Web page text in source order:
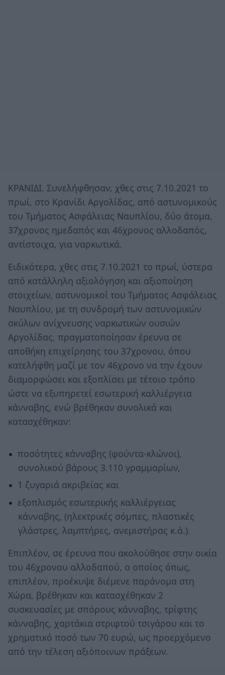
ΚΡΑΝΙΔΙ. Συνελήφθησαν, χθες στις 7.10.2021 το
πρωί, στο Κρανίδι Αργολίδας, από αστυνομικούς
του Τμήματος Ασφάλειας Ναυπλίου, δύο άτομα,
37χρονος ημεδαπός και 46χρονος αλλοδαπός,
αντίστοιχα, για ναρκωτικά.
Ειδικότερα, χθες στις 7.10.2021 το πρωί, ύστερα
από κατάλληλη αξιολόγηση και αξιοποίηση
στοιχείων, αστυνομικοί του Τμήματος Ασφάλειας
Ναυπλίου, με τη συνδρομή των αστυνομικών
σκύλων ανίχνευσης ναρκωτικών ουσιών
Αργολίδας, πραγματοποίησαν έρευνα σε
αποθήκη επιχείρησης του 37χρονου, όπου
κατελήφθη μαζί με τον 46χρονο να την έχουν
διαμορφώσει και εξοπλίσει με τέτοιο τρόπο
ώστε να εξυπηρετεί εσωτερική καλλιέργεια
κάνναβης, ενώ βρέθηκαν συνολικά και
κατασχέθηκαν:
ποσότητες κάνναβης (φούντα-κλώνοι),
συνολικού βάρους 3.110 γραμμαρίων,
1 ζυγαριά ακριβείας και
εξοπλισμός εσωτερικής καλλιέργειας
κάνναβης, (ηλεκτρικές σόμπες, πλαστικές
γλάστρες, λαμπτήρες, ανεμιστήρας κ.ά.).
Επιπλέον, σε έρευνα που ακολούθησε στην οικία
του 46χρονου αλλοδαπού, ο οποίος όπως,
επιπλέον, προέκυψε διέμενε παράνομα στη
Χώρα, βρέθηκαν και κατασχέθηκαν 2
συσκευασίες με σπόρους κάνναβης, τρίφτης
κάνναβης, χαρτάκια στριφτού τσιγάρου και το
χρηματικό ποσό των 70 ευρώ, ως προερχόμενο
από την τέλεση αξιόποινων πράξεων.